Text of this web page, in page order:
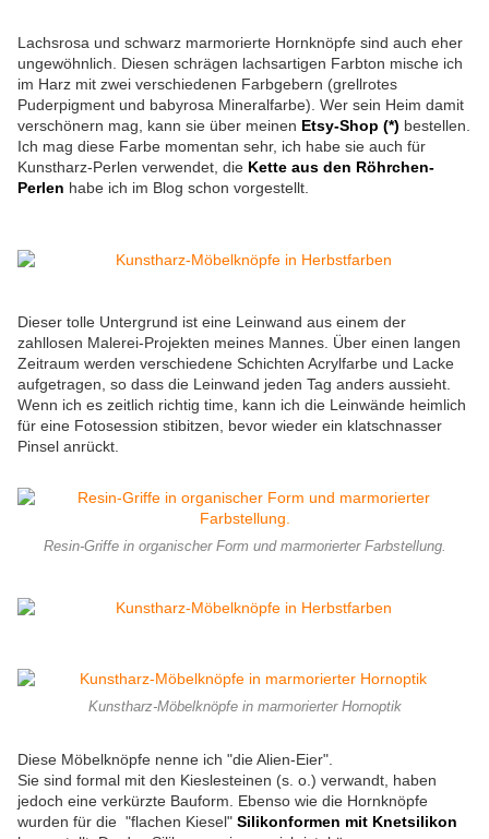
Lachsrosa und schwarz marmorierte Hornknöpfe sind auch eher
ungewöhnlich. Diesen schrägen lachsartigen Farbton mische ich
im Harz mit zwei verschiedenen Farbgebern (grellrotes
Puderpigment und babyrosa Mineralfarbe). Wer sein Heim damit
verschönern mag, kann sie über meinen Etsy-Shop (*) bestellen.
Ich mag diese Farbe momentan sehr, ich habe sie auch für
Kunstharz-Perlen verwendet, die Kette aus den Röhrchen-
Perlen habe ich im Blog schon vorgestellt.
Dieser tolle Untergrund ist eine Leinwand aus einem der
zahllosen Malerei-Projekten meines Mannes. Über einen langen
Zeitraum werden verschiedene Schichten Acrylfarbe und Lacke
aufgetragen, so dass die Leinwand jeden Tag anders aussieht.
Wenn ich es zeitlich richtig time, kann ich die Leinwände heimlich
für eine Fotosession stibitzen, bevor wieder ein klatschnasser
Pinsel anrückt.
Resin-Griffe in organischer Form und marmorierter Farbstellung.
Kunstharz-Möbelknöpfe in marmorierter Hornoptik
Diese Möbelknöpfe nenne ich "die Alien-Eier".
Sie sind formal mit den Kieslesteinen (s. o.) verwandt, haben
jedoch eine verkürzte Bauform. Ebenso wie die Hornknöpfe
wurden für die "flachen Kiesel" Silikonformen mit Knetsilikon